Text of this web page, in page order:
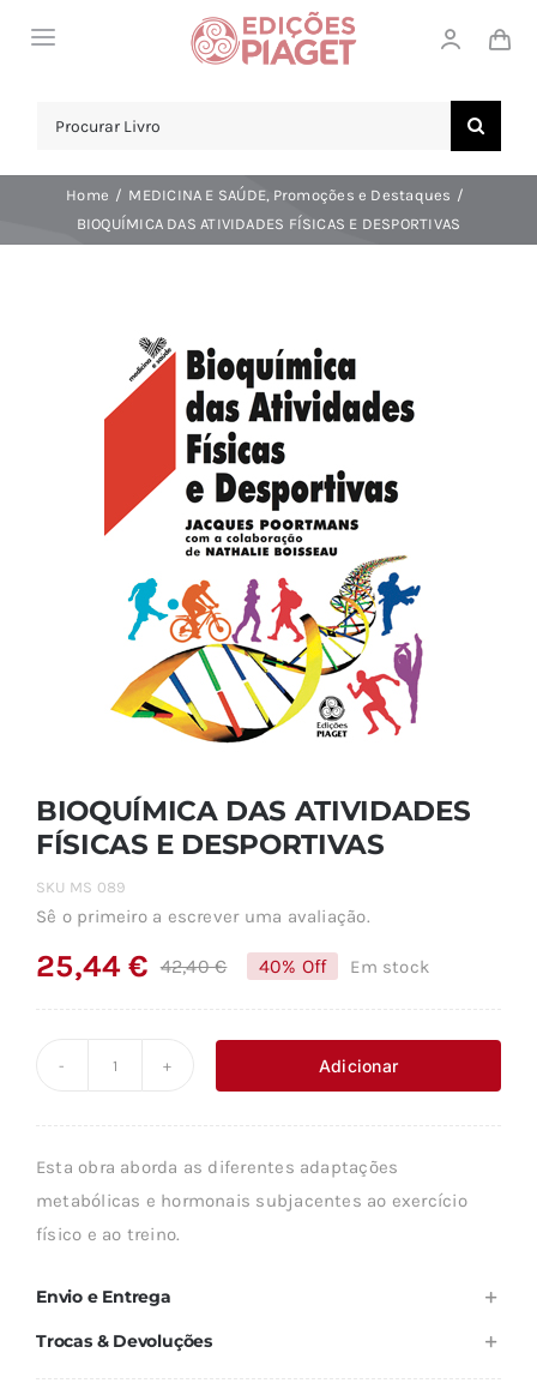
Toggle
NOTICIAS
Search
Home MEDICINA E SAÚDE Promoções e Destaques
BIOQUÍMICA DAS ATIVIDADES FÍSICAS E DESPORTIVAS
BIOQUÍMICA DAS ATIVIDADES
FÍSICAS E DESPORTIVAS
SKU MS 089
Sê o primeiro a escrever uma avaliação.
42,40€O
original
era:
25,44€
O
é:
40% Off Em stock
Adicionar
Esta obra aborda as diferentes adaptações
metabólicas e hormonais subjacentes ao exercício
físico e ao treino.
Envio e Entrega
Trocas & Devoluções